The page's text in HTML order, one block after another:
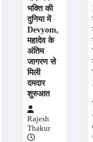
भक्ति की
दुनिया में
Devyom,
महादेव के
अंतिम
जागरण से
मिली
दमदार
शुरुआत
Rajesh
Thakur